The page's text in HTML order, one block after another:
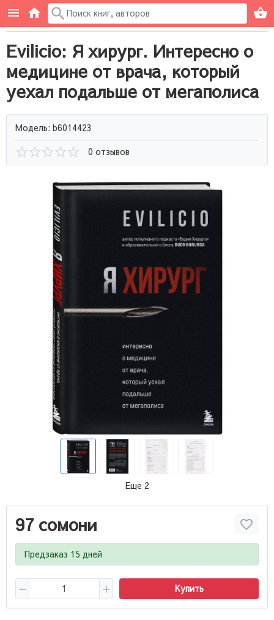
Evilicio: Я хирург. Интересно о
медицине от врача, который
уехал подальше от мегаполиса
Модель: b6014423
0 отзывов
Еще 2
97 сомони
Предзаказ 15 дней
Купить